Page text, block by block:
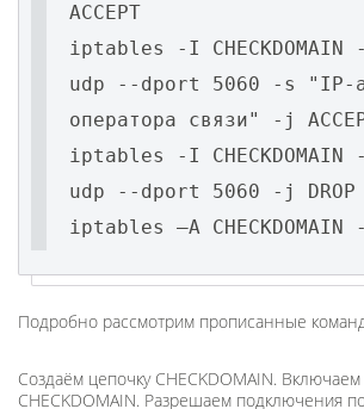
ACCEPT
iptables -I CHECKDOMAIN
udp --dport 5060 -s "IP-
оператора связи" -j
iptables -I CHECKDOMAIN
udp --dport 5060 -j DROP
iptables –A CHECKDOMAIN
Подробно рассмотрим прописанные
Создаём цепочку CHECKDOMAIN. Включаем
CHECKDOMAIN. Разрешаем подключения